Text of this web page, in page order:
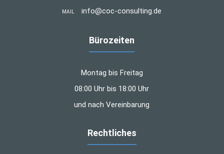
MAIL info@coc-consulting.de
Bürozeiten
Montag bis Freitag
08:00 Uhr bis 18:00 Uhr
und nach Vereinbarung
Rechtliches